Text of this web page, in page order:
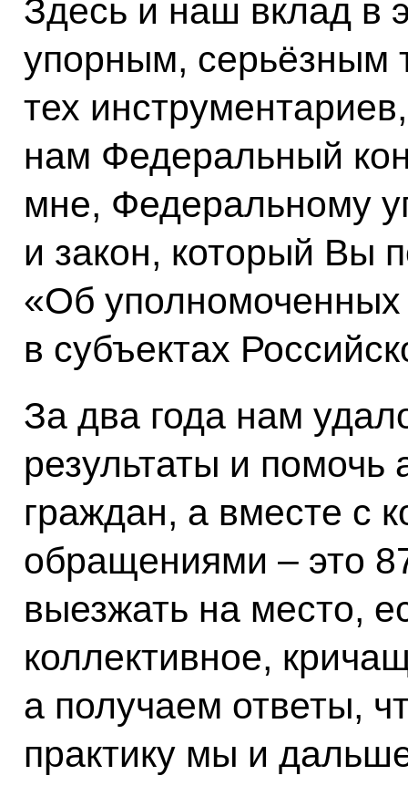
Здесь и наш вклад в
упорным, серьёзным
тех
нам Федеральный
мне, Федеральному
и закон, который Вы
«Об
в субъектах
За два года нам
результаты и
граждан, а вместе с
обращениями – это
выезжать на место,
коллективное,
а получаем ответы,
практику мы и